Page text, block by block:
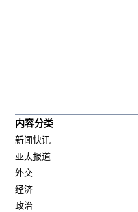
内容分类
新闻快讯
亚太报道
外交
经济
政治